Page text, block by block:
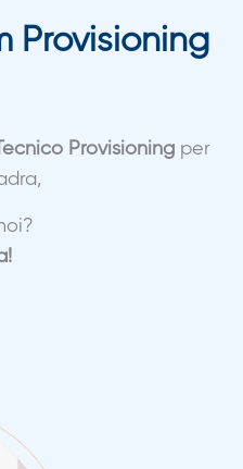
Provisioning
Provisioning per